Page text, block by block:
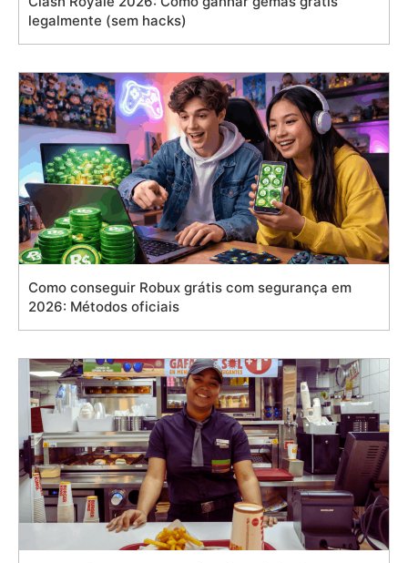
legalmente (sem hacks)
Como conseguir Robux grátis com segurança em
2026: Métodos oficiais